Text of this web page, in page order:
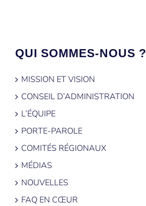
QUI SOMMES-NOUS ?
MISSION ET VISION
CONSEIL D’ADMINISTRATION
L’ÉQUIPE
PORTE-PAROLE
COMITÉS RÉGIONAUX
MÉDIAS
NOUVELLES
FAQ EN CŒUR